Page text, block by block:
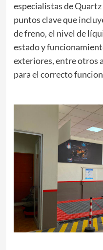
especialistas de
puntos clave que
de freno, el nivel de
estado y
exteriores, entre otros
para el correcto